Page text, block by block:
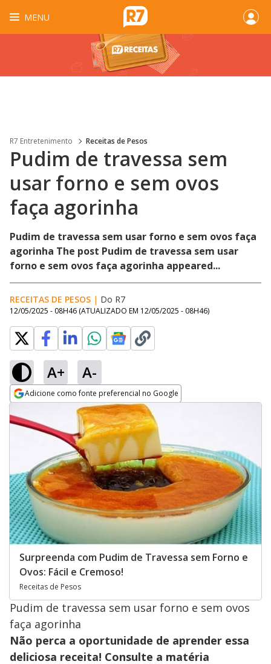
MENU
R7 Entretenimento Receitas de Pesos
Pudim de travessa sem
usar forno e sem ovos
faça agorinha
Pudim de travessa sem usar forno e sem ovos faça
agorinha The post Pudim de travessa sem usar
forno e sem ovos faça agorinha appeared...
RECEITAS DE PESOS | Do R7
12/05/2025 - 08H46 (ATUALIZADO EM 12/05/2025 - 08H46)
A+ A-
Adicione como fonte preferencial no Google
Opens in new window
Surpreenda com Pudim de Travessa sem Forno e
Ovos: Fácil e Cremoso!
Receitas de Pesos
Pudim de travessa sem usar forno e sem ovos
faça agorinha
Não perca a oportunidade de aprender essa
deliciosa receita! Consulte a matéria